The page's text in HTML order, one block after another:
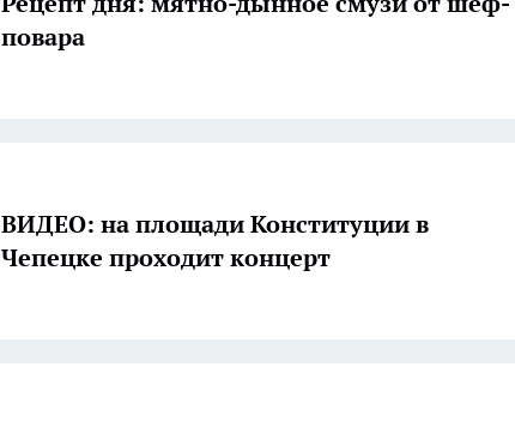
повара
ВИДЕО: на площади Конституции в
Чепецке проходит концерт